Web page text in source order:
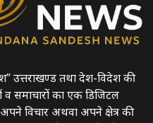
उत्तराखण्ड तथा देश-विदेश की
व समाचारों का एक डिजिटल
विचार अथवा अपने क्षेत्र की